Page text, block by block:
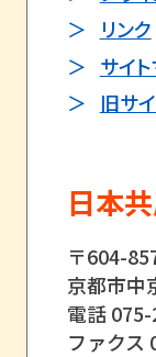
日本
〒604-
京都市中
電話
ファクス
リンク
サイ
旧サ